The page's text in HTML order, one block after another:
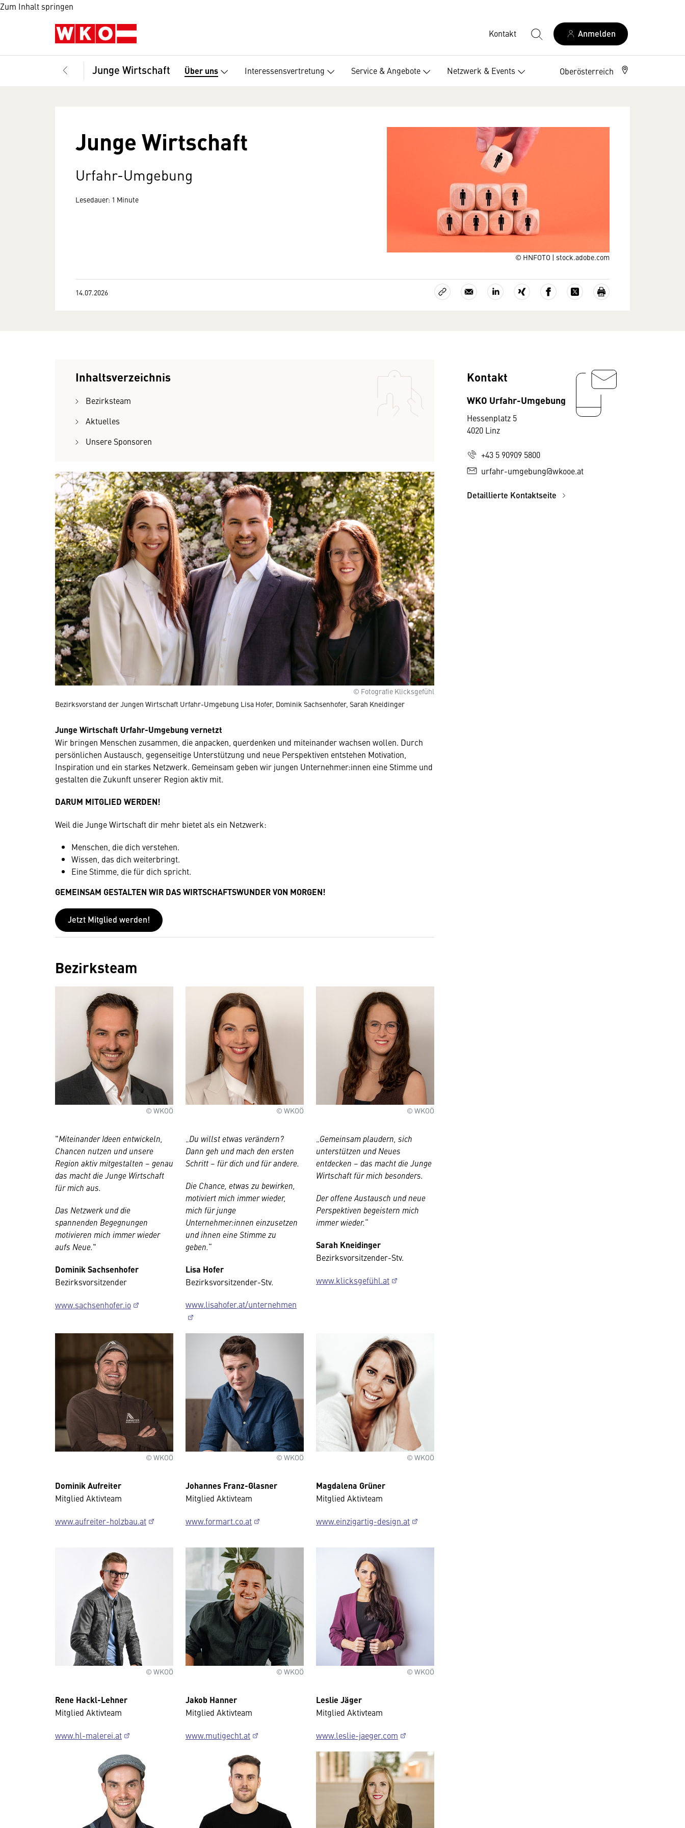
Zum Inhalt springen
Kontakt Anmelden
Junge Wirtschaft Über uns Interessensvertretung Service & Angebote Netzwerk & Events Oberösterreich
© HNFOTO | stock.adobe.com
Junge Wirtschaft
Urfahr-Umgebung
Lesedauer: 1 Minute
14.07.2026
Inhaltsverzeichnis
Bezirksteam
Aktuelles
Unsere Sponsoren
© Fotografie Klicksgefühl
Bezirksvorstand der Jungen Wirtschaft Urfahr-Umgebung Lisa Hofer, Dominik Sachsenhofer, Sarah Kneidinger
Junge Wirtschaft Urfahr-Umgebung vernetzt
Wir bringen Menschen zusammen, die anpacken, querdenken und miteinander wachsen wollen. Durch
persönlichen Austausch, gegenseitige Unterstützung und neue Perspektiven entstehen Motivation,
Inspiration und ein starkes Netzwerk. Gemeinsam geben wir jungen Unternehmer:innen eine Stimme und
gestalten die Zukunft unserer Region aktiv mit.
DARUM MITGLIED WERDEN!
Weil die Junge Wirtschaft dir mehr bietet als ein Netzwerk:
Menschen, die dich verstehen.
Wissen, das dich weiterbringt.
Eine Stimme, die für dich spricht.
GEMEINSAM GESTALTEN WIR DAS WIRTSCHAFTSWUNDER VON MORGEN!
Jetzt Mitglied werden!
Bezirksteam
© WKOÖ
"Miteinander Ideen entwickeln,
Chancen nutzen und unsere
Region aktiv mitgestalten – genau
das macht die Junge Wirtschaft
für mich aus.
Das Netzwerk und die
spannenden Begegnungen
motivieren mich immer wieder
aufs Neue."
Dominik Sachsenhofer
Bezirksvorsitzender
www.sachsenhofer.io
© WKOÖ
Du willst etwas verändern?
Dann geh und mach den ersten
Schritt – für dich und für andere.
Die Chance, etwas zu bewirken,
motiviert mich immer wieder,
mich für junge
Unternehmer:innen einzusetzen
und ihnen eine Stimme zu
geben.“
Lisa Hofer
Bezirksvorsitzender-Stv.
www.lisahofer.at/unternehmen
© WKOÖ
Gemeinsam plaudern, sich
unterstützen und Neues
entdecken – das macht die Junge
Wirtschaft für mich besonders.
Der offene Austausch und neue
Perspektiven begeistern mich
immer wieder.“
Sarah Kneidinger
Bezirksvorsitzender-Stv.
www.klicksgefühl.at
© WKOÖ
Dominik Aufreiter
Mitglied Aktivteam
www.aufreiter-holzbau.at
© WKOÖ
Johannes Franz-Glasner
Mitglied Aktivteam
www.formart.co.at
© WKOÖ
Magdalena Grüner
Mitglied Aktivteam
www.einzigartig-design.at
© WKOÖ
Rene Hackl-Lehner
Mitglied Aktivteam
www.hl-malerei.at
© WKOÖ
Jakob Hanner
Mitglied Aktivteam
www.mutigecht.at
© WKOÖ
Leslie Jäger
Mitglied Aktivteam
www.leslie-jaeger.com
Kontakt
WKO Urfahr-Umgebung
Hessenplatz 5
4020 Linz
+43 5 90909 5800
urfahr-umgebung@wkooe.at
Detaillierte Kontaktseite